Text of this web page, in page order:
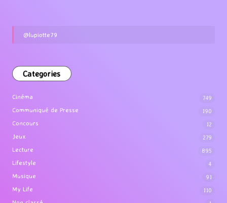
@lupiotte79
Categories
Cinéma 749
Communiqué de Presse 190
Concours 12
Jeux 279
Lecture 895
Lifestyle 4
Musique 91
My Life 110